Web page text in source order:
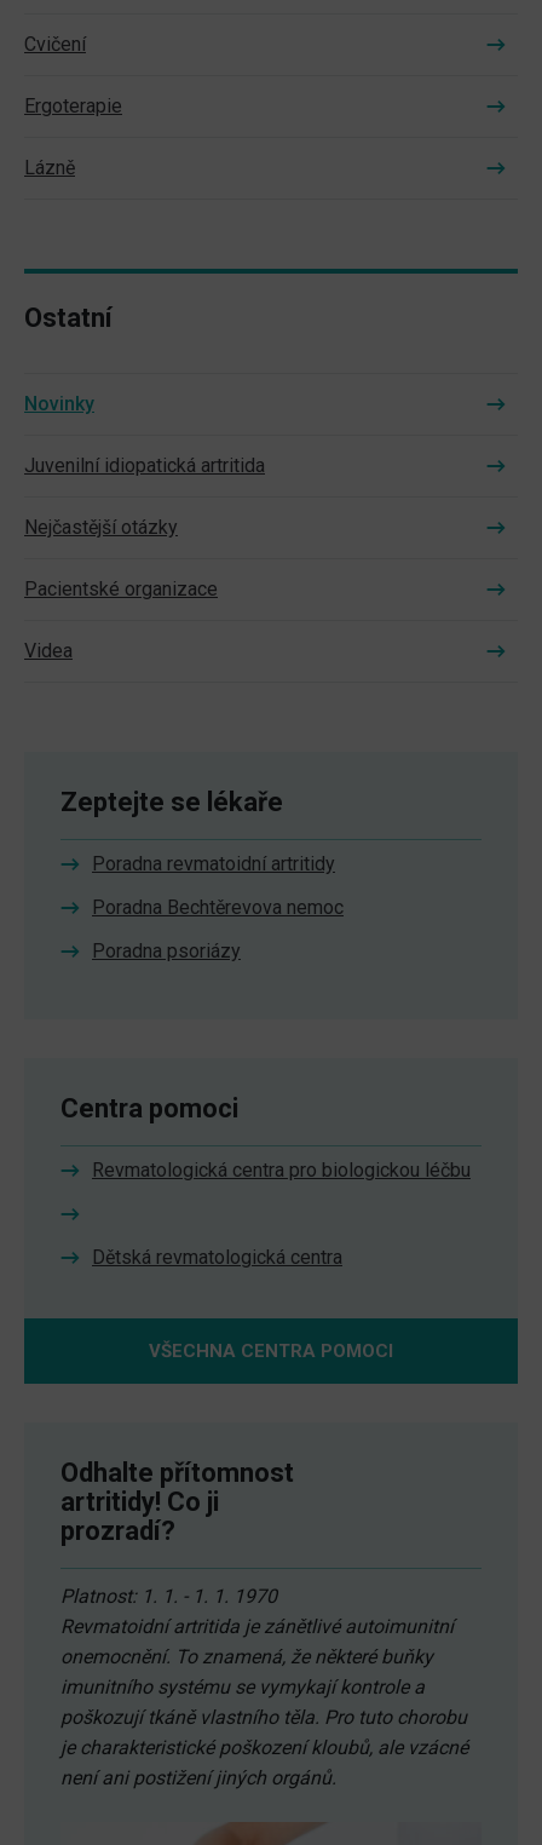
Cvičení
Ergoterapie
Lázně
Ostatní
Novinky
Juvenilní idiopatická artritida
Nejčastější otázky
Pacientské organizace
Videa
Zeptejte se lékaře
Poradna revmatoidní artritidy
Poradna Bechtěrevova nemoc
Poradna psoriázy
Centra pomoci
Revmatologická centra pro biologickou léčbu
Dětská revmatologická centra
VŠECHNA CENTRA POMOCI
Odhalte přítomnost
artritidy! Co ji
prozradí?
Platnost: 1. 1. - 1. 1. 1970
Revmatoidní artritida je zánětlivé autoimunitní
onemocnění. To znamená, že některé buňky
imunitního systému se vymykají kontrole a
poškozují tkáně vlastního těla. Pro tuto chorobu
je charakteristické poškození kloubů, ale vzácné
není ani postižení jiných orgánů.